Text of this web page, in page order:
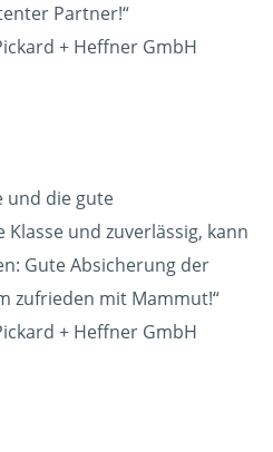
Partner!“
+ Heffner GmbH
und die gute
und zuverlässig, kann
Gute Absicherung der
zufrieden mit Mammut!“
+ Heffner GmbH